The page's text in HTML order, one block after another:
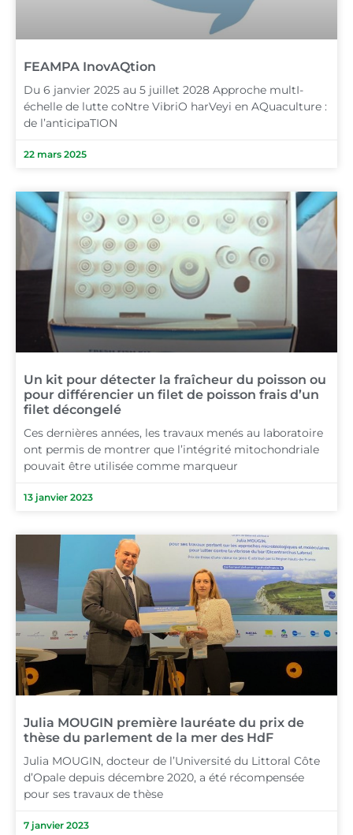
FEAMPA InovAQtion
Du 6 janvier 2025 au 5 juillet 2028 Approche multI-
échelle de lutte coNtre VibriO harVeyi en AQuaculture :
de l’anticipaTION
22 mars 2025
Un kit pour détecter la fraîcheur du poisson ou
pour différencier un filet de poisson frais d’un
filet décongelé
Ces dernières années, les travaux menés au laboratoire
ont permis de montrer que l’intégrité mitochondriale
pouvait être utilisée comme marqueur
13 janvier 2023
Julia MOUGIN première lauréate du prix de
thèse du parlement de la mer des HdF
Julia MOUGIN, docteur de l’Université du Littoral Côte
d’Opale depuis décembre 2020, a été récompensée
pour ses travaux de thèse
7 janvier 2023